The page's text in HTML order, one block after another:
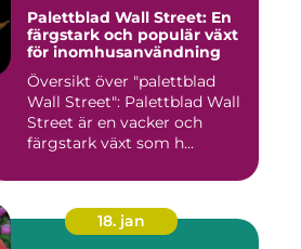
Palettblad Wall Street: En
färgstark och populär växt
för inomhusanvändning
Översikt över "palettblad
Wall Street": Palettblad Wall
Street är en vacker och
färgstark växt som h...
18. jan